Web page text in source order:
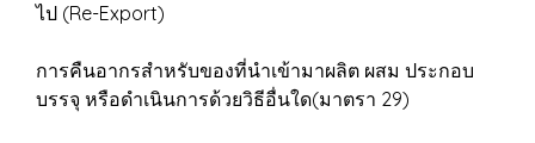
ไป (Re-Export)
การคืนอากรสำหรับของที่นำเข้ามาผลิต ผสม ประกอบ
บรรจุ หรือดำเนินการด้วยวิธีอื่นใด(มาตรา 29)